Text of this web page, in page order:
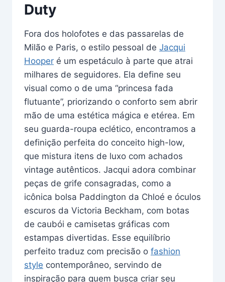
Duty
Fora dos holofotes e das passarelas de
Milão e Paris, o estilo pessoal de Jacqui
Hooper é um espetáculo à parte que atrai
milhares de seguidores. Ela define seu
visual como o de uma “princesa fada
flutuante”, priorizando o conforto sem abrir
mão de uma estética mágica e etérea. Em
seu guarda-roupa eclético, encontramos a
definição perfeita do conceito high-low,
que mistura itens de luxo com achados
vintage autênticos. Jacqui adora combinar
peças de grife consagradas, como a
icônica bolsa Paddington da Chloé e óculos
escuros da Victoria Beckham, com botas
de caubói e camisetas gráficas com
estampas divertidas. Esse equilíbrio
perfeito traduz com precisão o fashion
style contemporâneo, servindo de
inspiração para quem busca criar seu